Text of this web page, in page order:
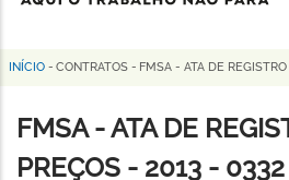
Horizonte
Trilha
de
navegação
INÍCIO - CONTRATOS - FMSA - ATA DE
FMSA - ATA DE
PREÇOS - 2013 - 0332